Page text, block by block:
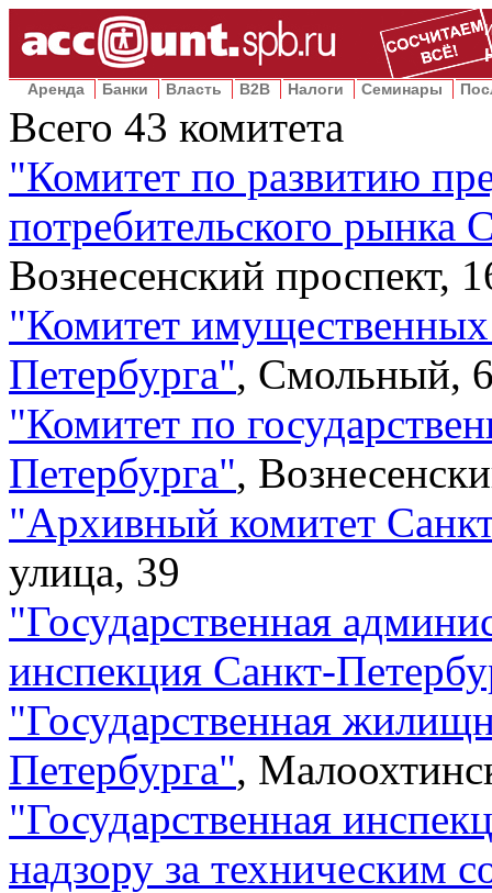
Аренда Банки Власть B2B Налоги Семинары
Всего 43 комитета
"Комитет по развитию
потребительского рынка
Вознесенский проспект,
"Комитет
Петербурга", Смольный,
"Комитет по
Петербурга",
"Архивный комитет
улица, 39
"Государственная
инспекция Санкт-
"Государственная
Петербурга",
"Государственная
надзору за техническим